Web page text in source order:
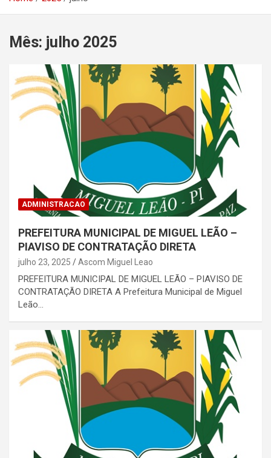
Mês: julho 2025
ADMINISTRACAO
PREFEITURA MUNICIPAL DE MIGUEL LEÃO –
PIAVISO DE CONTRATAÇÃO DIRETA
julho 23, 2025 Ascom Miguel Leao
PREFEITURA MUNICIPAL DE MIGUEL LEÃO – PIAVISO DE
CONTRATAÇÃO DIRETA A Prefeitura Municipal de Miguel
Leão…